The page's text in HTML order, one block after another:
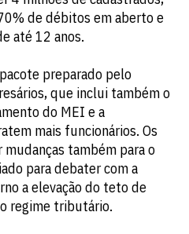
de débitos em aberto e
até 12 anos.
preparado pelo
que inclui também o
do MEI e a
mais funcionários. Os
também para o
para debater com a
a elevação do teto de
regime tributário.